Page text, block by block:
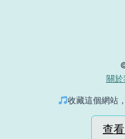
關於
收藏這個網站
查